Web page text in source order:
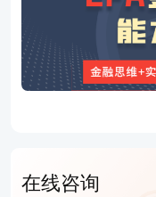
2025年5月CFA二
3、2025年8月CFA
2025年8月CFA一
2025年8月CFA二
4、2025年11月
在线咨询